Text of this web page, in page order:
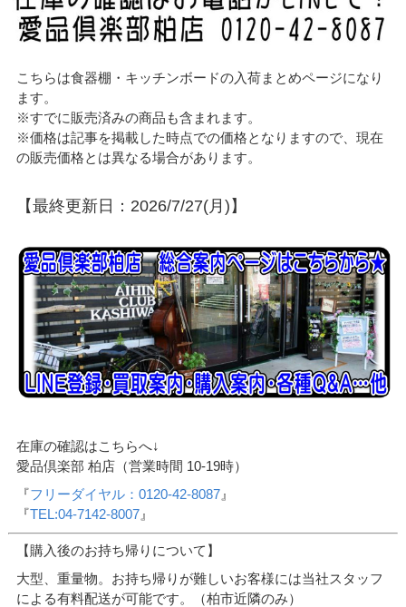
こちらは食器棚・キッチンボードの入荷まとめページになり
ます。
※すでに販売済みの商品も含まれます。
※価格は記事を掲載した時点での価格となりますので、現在
の販売価格とは異なる場合があります。
【最終更新日：2026/7/27(月)】
在庫の確認はこちらへ↓
愛品倶楽部 柏店（営業時間 10-19時）
『フリーダイヤル：0120-42-8087 』
『TEL:04-7142-8007 』
【購入後のお持ち帰りについて】
大型、重量物。お持ち帰りが難しいお客様には当社スタッフ
による有料配送が可能です。（柏市近隣のみ）